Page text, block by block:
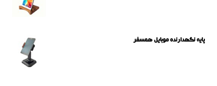
پایه نگهدارنده موبایل همسفر